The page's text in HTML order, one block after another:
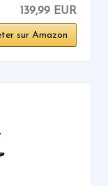
139,99 EUR
sur Amazon